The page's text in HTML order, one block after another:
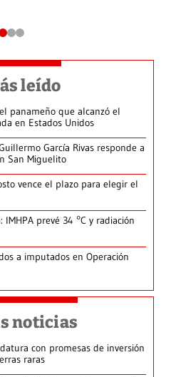
leído
panameño que alcanzó el
en Estados Unidos
García Rivas responde a
San Miguelito
vence el plazo para elegir el
prevé 34 °C y radiación
a imputados en Operación
noticias
con promesas de inversión
raras